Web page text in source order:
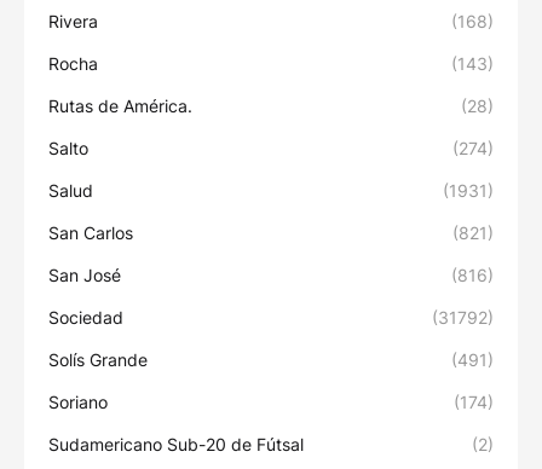
Rivera (168)
Rocha (143)
Rutas de América. (28)
Salto (274)
Salud (1931)
San Carlos (821)
San José (816)
Sociedad (31792)
Solís Grande (491)
Soriano (174)
Sudamericano Sub-20 de Fútsal (2)